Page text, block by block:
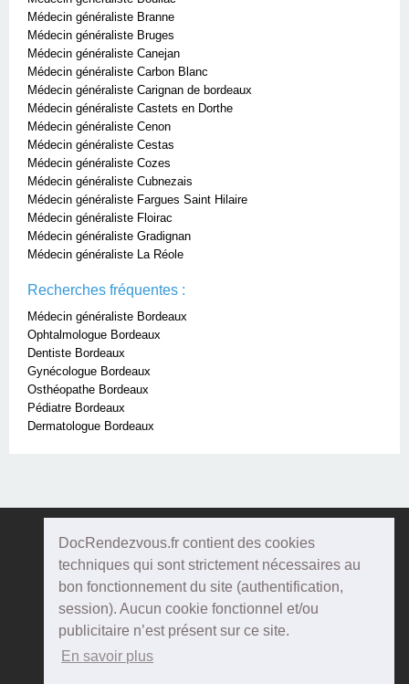
DocRendezvous.fr contient des cookies
techniques qui sont strictement nécessaires au
bon fonctionnement du site (authentification,
session). Aucun cookie fonctionnel et/ou
publicitaire n’est présent sur ce site.
En savoir plus
Médecin généraliste Branne
Médecin généraliste Bruges
Médecin généraliste Canejan
Médecin généraliste Carbon Blanc
Médecin généraliste Carignan de bordeaux
Médecin généraliste Castets en Dorthe
Médecin généraliste Cenon
Médecin généraliste Cestas
Médecin généraliste Cozes
Médecin généraliste Cubnezais
Médecin généraliste Fargues Saint Hilaire
Médecin généraliste Floirac
Médecin généraliste Gradignan
Médecin généraliste La Réole
Recherches fréquentes :
Médecin généraliste Bordeaux
Ophtalmologue Bordeaux
Dentiste Bordeaux
Gynécologue Bordeaux
Osthéopathe Bordeaux
Pédiatre Bordeaux
Dermatologue Bordeaux
DocRendezvous
Qui sommes-nous ?
Conditions Générales d'utilisation